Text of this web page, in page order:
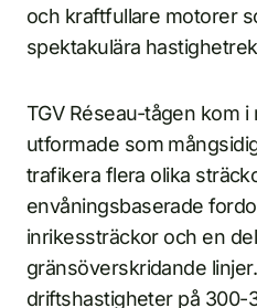
och kraftfullare motorer
spektakulära
TGV Réseau-tågen kom i
utformade som
trafikera flera olika
envåningsbaserade
inrikessträckor och en
gränsöverskridande
driftshastigheter på 300-